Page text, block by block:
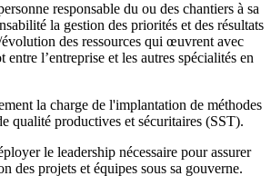
responsable du ou des chantiers à sa
la gestion des priorités et des résultats
des ressources qui œuvrent avec
l’entreprise et les autres spécialités en
la charge de l'implantation de méthodes
qualité productives et sécuritaires (SST).
le leadership nécessaire pour assurer
des projets et équipes sous sa gouverne.